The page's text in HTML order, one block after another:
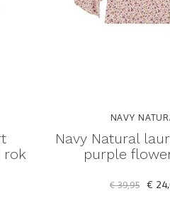
rok
NAVY
Navy Natural
purple
€ 39,95 €